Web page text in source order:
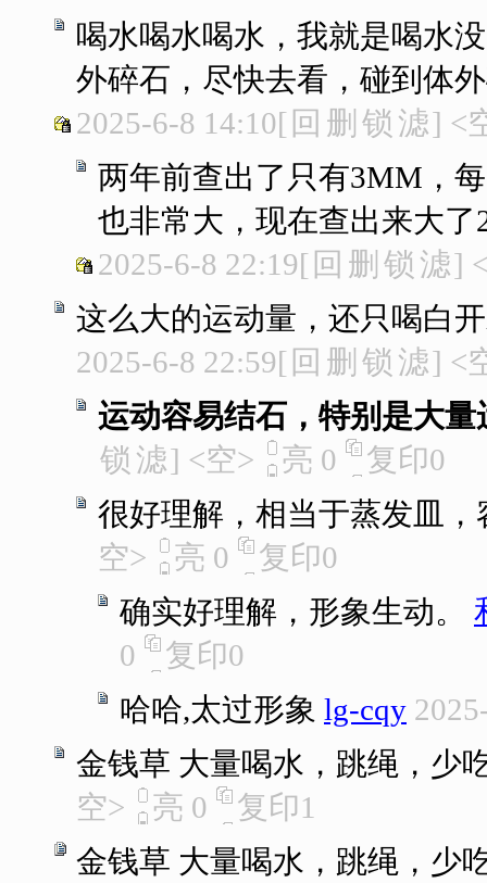
喝水喝水喝水，我就是喝水
外碎石，尽快去看，碰到体
2025-6-8 14:10[ 回 删 锁 滤] <
两年前查出了只有3MM，
也非常大，现在查出来大
2025-6-8 22:19[ 回 删 锁 滤]
这么大的运动量，还只喝白
2025-6-8 22:59[ 回 删 锁 滤] <
运动容易结石，特别是大
锁 滤] <空> 亮 0 复印0
很好理解，相当于蒸发皿，
空>
亮 0 复印0
确实好理解，形象生动。
0
复印0
哈哈,太过形象 lg-cqy
金钱草 大量喝水，跳绳，少
空>
亮 0 复印1
金钱草 大量喝水，跳绳，少